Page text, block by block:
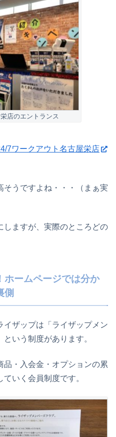
店のエントランス
7ワークアウト名古屋栄店
そうですよね・・・（まぁ実
しますが、実際のところどの
ホームページでは分か
側
イザップは「ライザップメン
いう制度があります。
品・入会金・オプションの累
いく会員制度です。